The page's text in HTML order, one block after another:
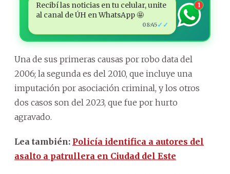
Recibí las noticias en tu celular, unite
al canal de ÚH en WhatsApp 🤩
08:45✓✓
1
Una de sus primeras causas por robo data del
2006; la segunda es del 2010, que incluye una
imputación por asociación criminal, y los otros
dos casos son del 2023, que fue por hurto
agravado.
Lea también: Policía identifica a autores del
asalto a patrullera en Ciudad del Este